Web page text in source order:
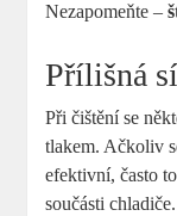
Nezapomeňte –
Přílišná
Při čištění se
tlakem. Ačkoliv
efektivní, často
součásti